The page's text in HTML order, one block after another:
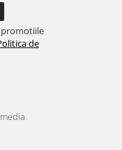
promotiile
de